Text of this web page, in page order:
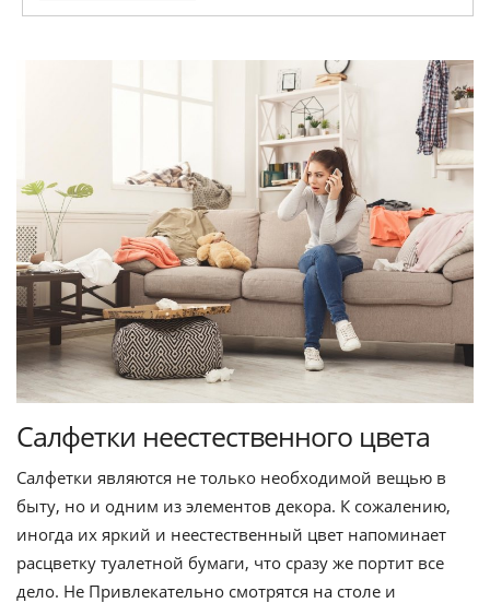
Салфетки неестественного цвета
Салфетки являются не только необходимой вещью в
быту, но и одним из элементов декора. К сожалению,
иногда их яркий и неестественный цвет напоминает
расцветку туалетной бумаги, что сразу же портит все
дело. Не Привлекательно смотрятся на столе и